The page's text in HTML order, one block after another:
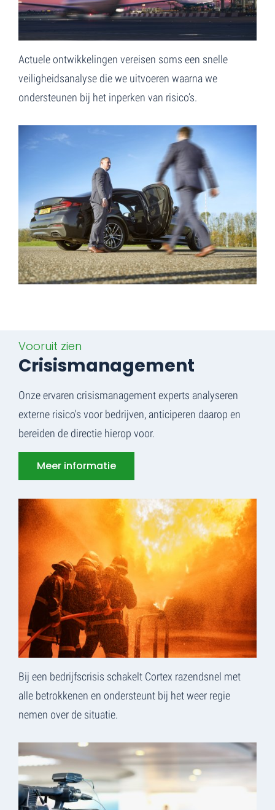
Actuele ontwikkelingen vereisen soms een snelle
veiligheidsanalyse die we uitvoeren waarna we
ondersteunen bij het inperken van risico’s.
Bij een bedrijfscrisis schakelt Cortex razendsnel met
alle betrokkenen en ondersteunt bij het weer regie
nemen over de situatie.
Vooruit zien
Crisismanagement
Onze ervaren crisismanagement experts analyseren
externe risico's voor bedrijven, anticiperen daarop en
bereiden de directie hierop voor.
Meer informatie